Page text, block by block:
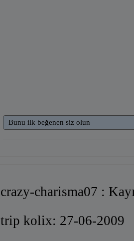
Bunu ilk beğenen siz olun
crazy-charisma07 :
trip kolix: 27-06-2009